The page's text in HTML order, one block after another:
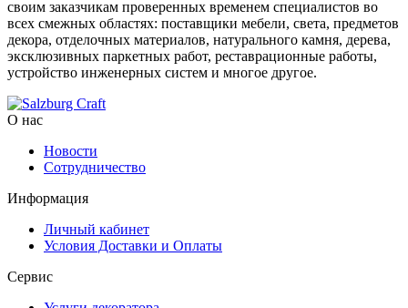
своим заказчикам проверенных временем специалистов во
всех смежных областях: поставщики мебели, света, предметов
декора, отделочных материалов, натурального камня, дерева,
эксклюзивных паркетных работ, реставрационные работы,
устройство инженерных систем и многое другое.
О нас
Новости
Сотрудничество
Информация
Личный кабинет
Условия Доставки и Оплаты
Сервис